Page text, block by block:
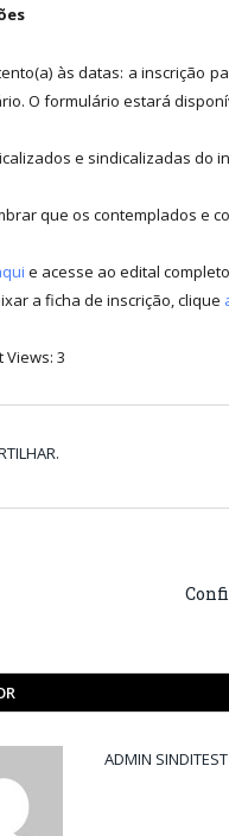
às datas: a inscrição
O formulário estará
e sindicalizadas do
que os contemplados e
e acesse ao edital
a ficha de inscrição, clique
Views: 3
ADMIN SINDITEST